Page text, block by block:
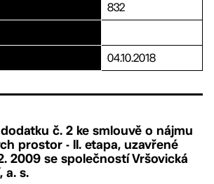
832
04.10.2018
č. 2 ke smlouvě o nájmu
prostor - II. etapa, uzavřené
2009 se společností Vršovická
a. s.